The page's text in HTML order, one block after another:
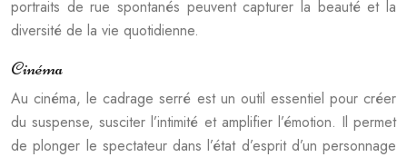
portraits de rue spontanés peuvent capturer la beauté et la
diversité de la vie quotidienne.
Cinéma
Au cinéma, le cadrage serré est un outil essentiel pour créer
du suspense, susciter l’intimité et amplifier l’émotion. Il permet
de plonger le spectateur dans l’état d’esprit d’un personnage